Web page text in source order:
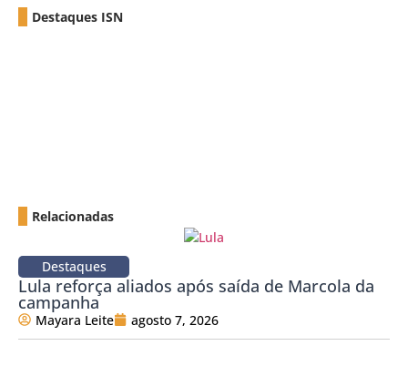
Destaques ISN
Relacionadas
Destaques
Lula reforça aliados após saída de Marcola da
campanha
Mayara Leite agosto 7, 2026